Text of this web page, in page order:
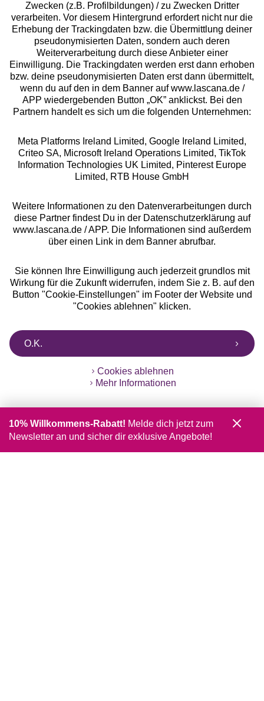
Beratung
Über uns
Rechtliches
Alle Preise inkl. MwSt., zzgl.
Versandkosten
** Bonität vorausgesetzt, berechtigt zur Bonitätsprüfung
Zwecken (z.B. Profilbildungen) / zu Zwecken Dritter
verarbeiten. Vor diesem Hintergrund erfordert nicht nur die
Erhebung der Trackingdaten bzw. die Übermittlung deiner
pseudonymisierten Daten, sondern auch deren
Weiterverarbeitung durch diese Anbieter einer
Einwilligung. Die Trackingdaten werden erst dann erhoben
bzw. deine pseudonymisierten Daten erst dann übermittelt,
wenn du auf den in dem Banner auf www.lascana.de /
APP wiedergebenden Button „OK” anklickst. Bei den
Partnern handelt es sich um die folgenden Unternehmen:
Meta Platforms Ireland Limited, Google Ireland Limited,
Criteo SA, Microsoft Ireland Operations Limited, TikTok
Information Technologies UK Limited, Pinterest Europe
Limited, RTB House GmbH
Weitere Informationen zu den Datenverarbeitungen durch
diese Partner findest Du in der Datenschutzerklärung auf
www.lascana.de / APP. Die Informationen sind außerdem
über einen Link in dem Banner abrufbar.
Sie können Ihre Einwilligung auch jederzeit grundlos mit
Wirkung für die Zukunft widerrufen, indem Sie z. B. auf den
Button "Cookie-Einstellungen" im Footer der Website und
"Cookies ablehnen" klicken.
O.K.
Cookies ablehnen
Mehr Informationen
10% Willkommens-Rabatt! Melde dich jetzt zum
Newsletter an und sicher dir exklusive Angebote!